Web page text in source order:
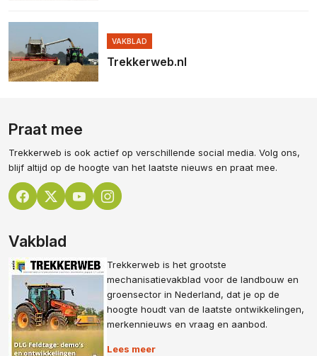
VAKBLAD
Trekkerweb.nl
Praat mee
Trekkerweb is ook actief op verschillende social media. Volg ons,
blijf altijd op de hoogte van het laatste nieuws en praat mee.
Vakblad
Trekkerweb is het grootste
mechanisatievakblad voor de landbouw en
groensector in Nederland, dat je op de
hoogte houdt van de laatste ontwikkelingen,
merkennieuws en vraag en aanbod.
Lees meer